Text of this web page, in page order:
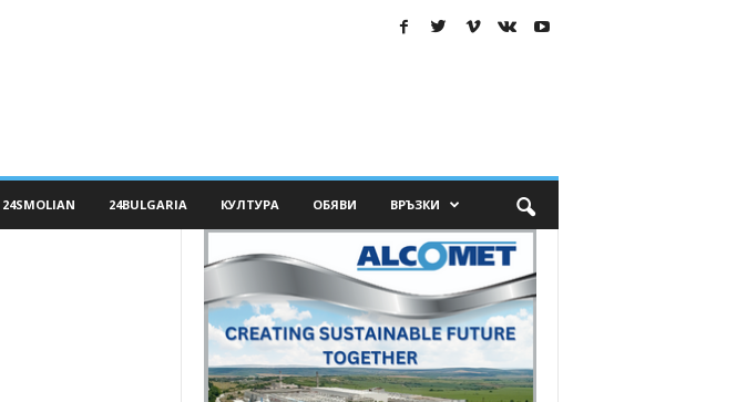
24SMOLIAN 24BULGARIA КУЛТУРА ОБЯВИ ВРЪЗКИ